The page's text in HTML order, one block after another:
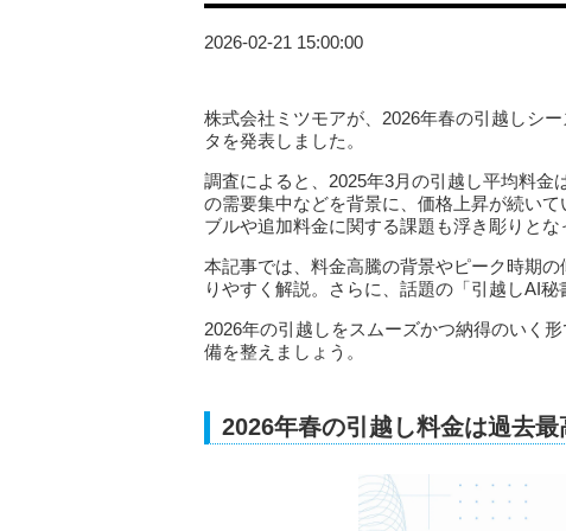
2026-02-21 15:00:00
株式会社ミツモアが、2026年春の引越しシ
タを発表しました。
調査によると、2025年3月の引越し平均料
の需要集中などを背景に、価格上昇が続い
ブルや追加料金に関する課題も浮き彫りとな
本記事では、料金高騰の背景やピーク時期
りやすく解説。さらに、話題の「引越しAI
2026年の引越しをスムーズかつ納得のいく
備を整えましょう。
2026年春の引越し料金は過去最